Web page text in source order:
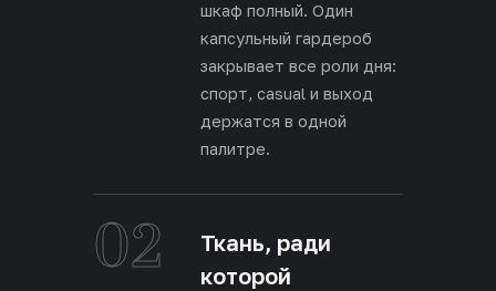
шкаф полный. Один
капсульный гардероб
закрывает все роли дня:
спорт, casual и выход
держатся в одной
палитре.
02
Ткань, ради
которой